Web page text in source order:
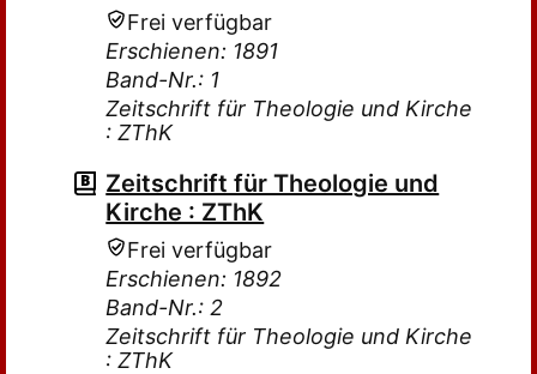
Frei verfügbar
Erschienen: 1891
Band-Nr.: 1
Zeitschrift für Theologie und Kirche
: ZThK
Zeitschrift für Theologie und
Kirche : ZThK
Frei verfügbar
Erschienen: 1892
Band-Nr.: 2
Zeitschrift für Theologie und Kirche
: ZThK